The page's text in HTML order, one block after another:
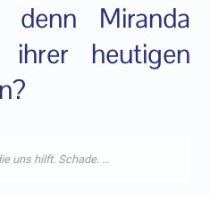
Miranda
heutigen